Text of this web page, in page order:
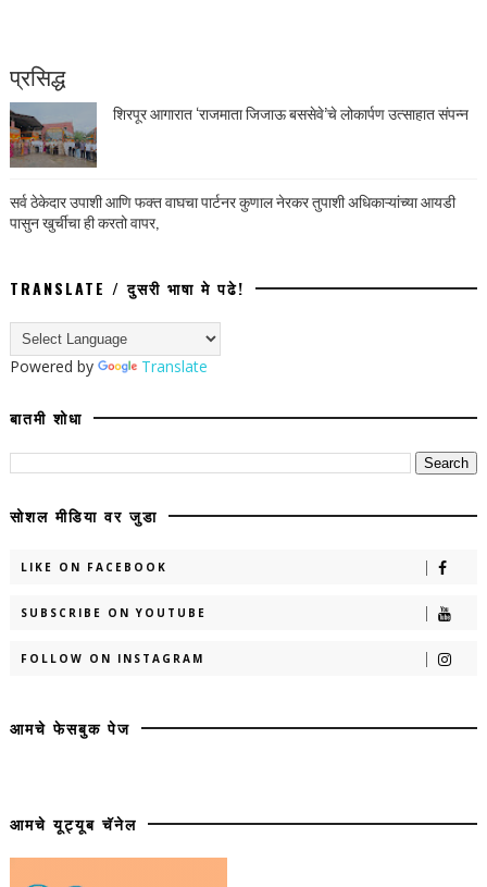
प्रसिद्ध
शिरपूर आगारात ‘राजमाता जिजाऊ बससेवे’चे लोकार्पण उत्साहात संपन्न
सर्व ठेकेदार उपाशी आणि फक्त वाघचा पार्टनर कुणाल नेरकर तुपाशी अधिकाऱ्यांच्या आयडी
पासुन खुर्चीचा ही करतो वापर,
TRANSLATE / दुसरी भाषा मे पढे!
Powered by Translate
बातमी शोधा
सोशल मीडिया वर जुडा
LIKE ON FACEBOOK
SUBSCRIBE ON YOUTUBE
FOLLOW ON INSTAGRAM
आमचे फेसबुक पेज
आमचे यूट्यूब चॅनेल